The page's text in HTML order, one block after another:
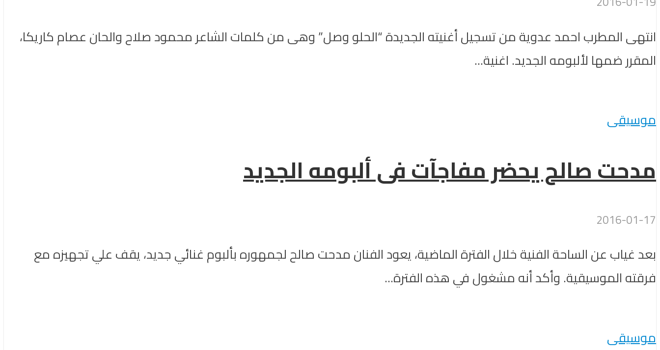
انتهى المطرب احمد عدوية من تسجيل أغنيته الجديدة “الحلو وصل” وهى من كلمات الشاعر محمود صلاح والحان عصام كاريكا،
المقرر ضمها لألبومه الجديد. اغنية...
موسيقى
مدحت صالح يحضر مفاجآت فى ألبومه الجديد
2016-01-17
بعد غياب عن الساحة الفنية خلال الفترة الماضية، يعود الفنان مدحت صالح لجمهوره بألبوم غنائي جديد، يقف علي تجهيزه مع
فرقته الموسيقية. وأكد أنه مشغول في هذه الفترة...
موسيقى